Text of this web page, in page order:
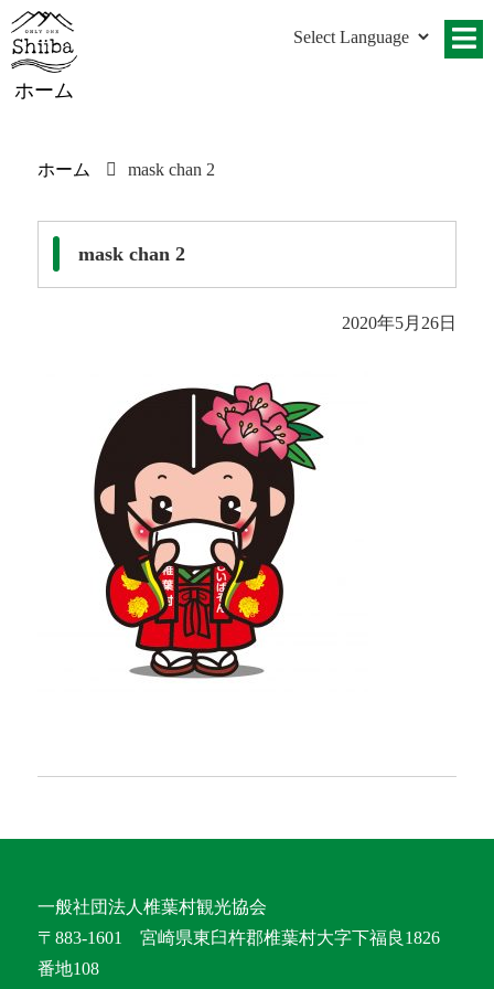
ホーム
ホーム mask chan 2
mask chan 2
2020年5月26日
一般社団法人椎葉村観光協会
〒883-1601 宮崎県東臼杵郡椎葉村大字下福良1826
番地108